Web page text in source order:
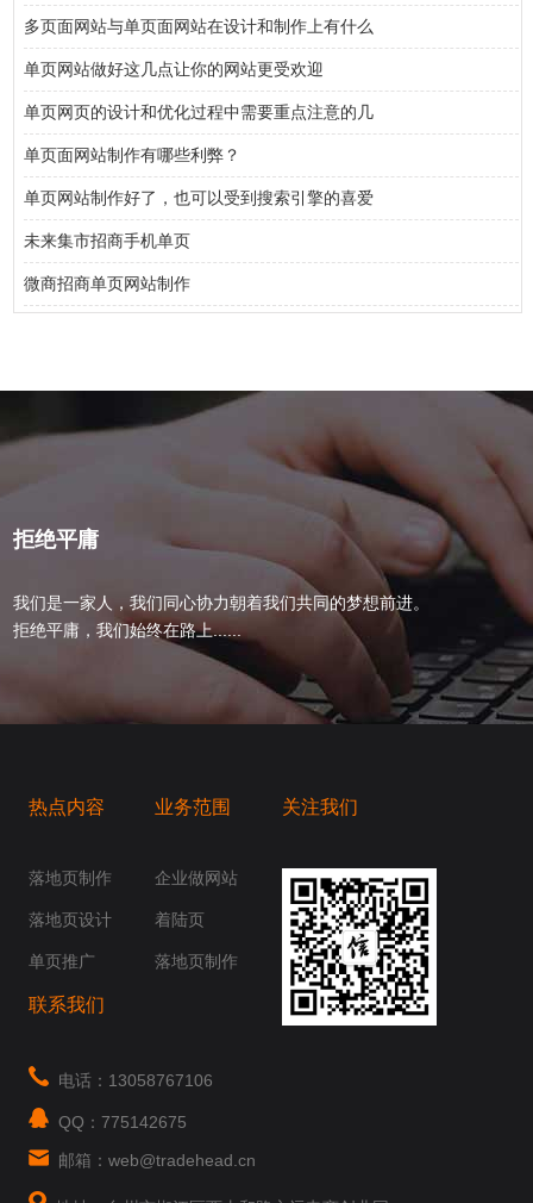
多页面网站与单页面网站在设计和制作上有什么
单页网站做好这几点让你的网站更受欢迎
单页网页的设计和优化过程中需要重点注意的几
单页面网站制作有哪些利弊？
单页网站制作好了，也可以受到搜索引擎的喜爱
未来集市招商手机单页
微商招商单页网站制作
拒绝平庸
我们是一家人，我们同心协力朝着我们共同的梦想前进。
拒绝平庸，我们始终在路上......
热点内容
落地页制作
落地页设计
单页推广
业务范围
企业做网站
着陆页
落地页制作
关注我们
联系我们
电话：13058767106
QQ：775142675
邮箱：web@tradehead.cn